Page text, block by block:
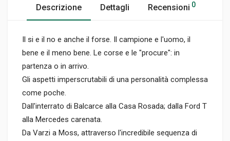
Descrizione Dettagli Recensioni 0
Il si e il no e anche il forse. Il campione e l'uomo, il
bene e il meno bene. Le corse e le "procure": in
partenza o in arrivo.
Gli aspetti imperscrutabili di una personalità complessa
come poche.
Dall'interrato di Balcarce alla Casa Rosada; dalla Ford T
alla Mercedes carenata.
Da Varzi a Moss, attraverso l'incredibile sequenza di